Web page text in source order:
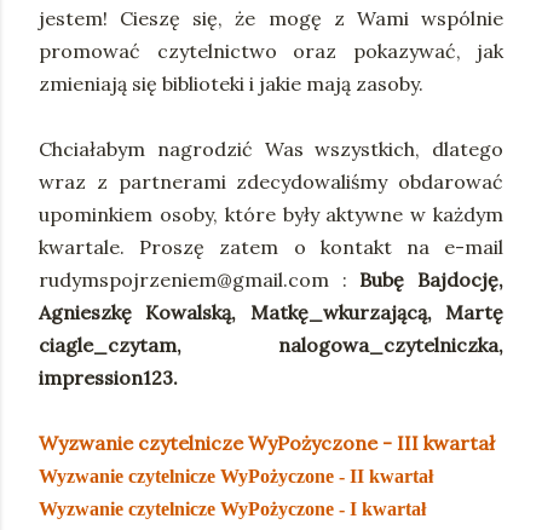
jestem! Cieszę się, że mogę z Wami wspólnie
promować czytelnictwo oraz pokazywać, jak
zmieniają się biblioteki i jakie mają zasoby.
Chciałabym nagrodzić Was wszystkich, dlatego
wraz z partnerami zdecydowaliśmy obdarować
upominkiem osoby, które były aktywne w każdym
kwartale. Proszę zatem o kontakt na e-mail
rudymspojrzeniem@gmail.com : Bubę Bajdocję,
Agnieszkę Kowalską, Matkę_wkurzającą, Martę
ciagle_czytam, nalogowa_czytelniczka,
impression123.
Wyzwanie czytelnicze WyPożyczone - III kwartał
Wyzwanie czytelnicze WyPożyczone - II kwartał
Wyzwanie czytelnicze WyPożyczone - I kwartał